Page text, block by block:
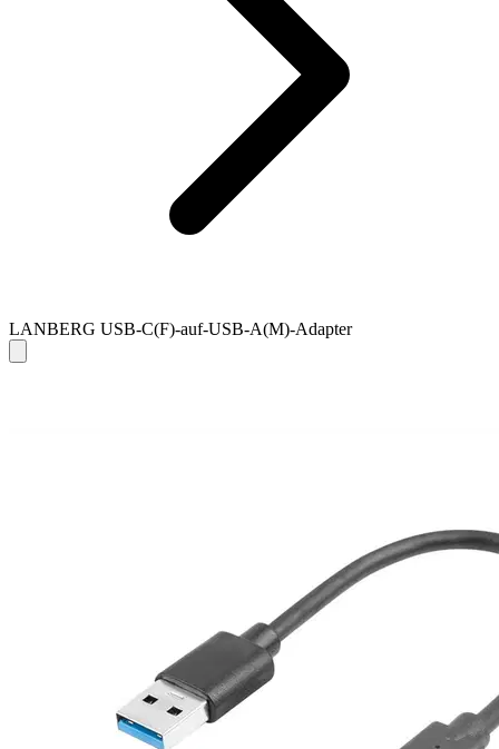
LANBERG USB-C(F)-auf-USB-A(M)-Adapter